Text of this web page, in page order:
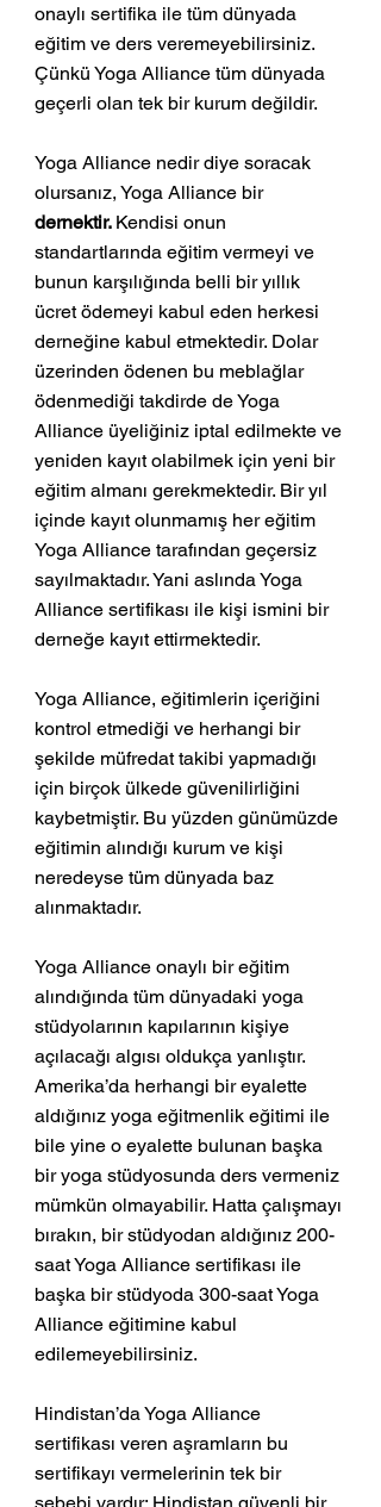
onaylı sertifika ile tüm dünyada
eğitim ve ders veremeyebilirsiniz.
Çünkü Yoga Alliance tüm dünyada
geçerli olan tek bir kurum değildir.
Yoga Alliance nedir diye soracak
olursanız, Yoga Alliance bir
dernektir. Kendisi onun
standartlarında eğitim vermeyi ve
bunun karşılığında belli bir yıllık
ücret ödemeyi kabul eden herkesi
derneğine kabul etmektedir. Dolar
üzerinden ödenen bu meblağlar
ödenmediği takdirde de Yoga
Alliance üyeliğiniz iptal edilmekte ve
yeniden kayıt olabilmek için yeni bir
eğitim almanı gerekmektedir. Bir yıl
içinde kayıt olunmamış her eğitim
Yoga Alliance tarafından geçersiz
sayılmaktadır. Yani aslında Yoga
Alliance sertifikası ile kişi ismini bir
derneğe kayıt ettirmektedir.
Yoga Alliance, eğitimlerin içeriğini
kontrol etmediği ve herhangi bir
şekilde müfredat takibi yapmadığı
için birçok ülkede güvenilirliğini
kaybetmiştir. Bu yüzden günümüzde
eğitimin alındığı kurum ve kişi
neredeyse tüm dünyada baz
alınmaktadır.
Yoga Alliance onaylı bir eğitim
alındığında tüm dünyadaki yoga
stüdyolarının kapılarının kişiye
açılacağı algısı oldukça yanlıştır.
Amerika’da herhangi bir eyalette
aldığınız yoga eğitmenlik eğitimi ile
bile yine o eyalette bulunan başka
bir yoga stüdyosunda ders vermeniz
mümkün olmayabilir. Hatta çalışmayı
bırakın, bir stüdyodan aldığınız 200-
saat Yoga Alliance sertifikası ile
başka bir stüdyoda 300-saat Yoga
Alliance eğitimine kabul
edilemeyebilirsiniz.
Hindistan’da Yoga Alliance
sertifikası veren aşramların bu
sertifikayı vermelerinin tek bir